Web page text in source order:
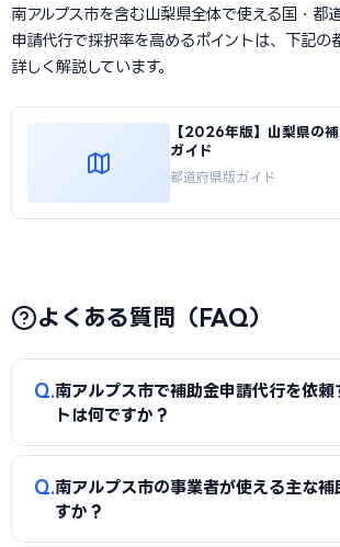
南アルプス市を含む山梨県全体で使える国・都
申請代行で採択率を高めるポイントは、下記の
詳しく解説しています。
【2026年版】山梨県の
ガイド
都道府県版ガイド
よくある質問（FAQ）
Q 南アルプス市で補助金申請代行を依頼
トは何ですか？
A
補助金は事業計画書の完成度で採択率が
す。申請代行を使うことで、加点項目を押
Q 南アルプス市の事業者が使える主な補
すか？